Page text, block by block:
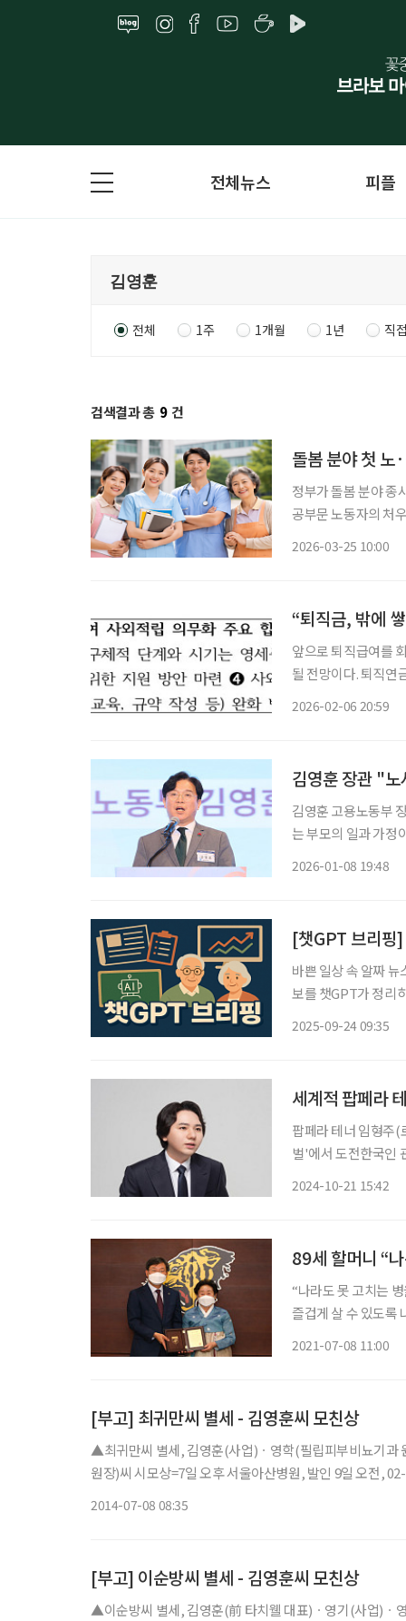
전체뉴스 피플
전체 1주 1개월 1년 직
검색결과 총 9 건
돌봄 분야 첫
정부가 돌봄 분야 종
공부문 노동자의 처
2026-03-25 10:00
“퇴직금, 밖에
앞으로 퇴직급여를
될 전망이다. 퇴직연
2026-02-06 20:59
김영훈 장관 "
김영훈 고용노동부
는 부모의 일과 가정이 조화로
2026-01-08 19:48
[챗GPT 브리핑
바쁜 일상 속 알짜
보를 챗GPT가 정리하고 편집
2025-09-24 09:35
세계적 팝페라
팝페라 테너 임형주
벌'에서 도전한국인 관련 3관왕
2024-10-21 15:42
89세 할머니 “
“나라도 못 고치는
즐겁게 살 수 있도록 나쁜 병들
2021-07-08 11:00
[부고] 최귀만씨 별세 - 김영훈씨 모친상
▲최귀만씨 별세, 김영훈(사업)ㆍ영학(필립피부비뇨기과
원장)씨 시모상=7일 오후 서울아산병원, 발인 9일 오전,
2014-07-08 08:35
[부고] 이순방씨 별세 - 김영훈씨 모친상
▲이순방씨 별세, 김영훈(前 타치웰 대표)ㆍ영기(사업)ㆍ